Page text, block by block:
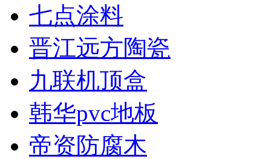
七点涂料
晋江远方陶瓷
九联机顶盒
韩华pvc地板
帝资防腐木